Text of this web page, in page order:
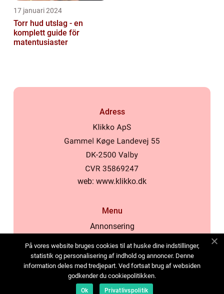
17 januari 2024
Torr hud utslag - en
komplett guide för
matentusiaster
Adress
web: www.klikko.dk
Menu
Annonsering
Cookies
Kontakta oss
Sitemap
På vores website bruges cookies til at huske dine indstillinger,
statistik og personalisering af indhold og annoncer. Denne
information deles med tredjepart. Ved fortsat brug af websiden
godkender du cookiepolitikken.
Ok Privatlivspolitik